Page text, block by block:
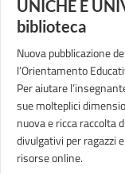
UNICHE E
biblioteca
Nuova pubblicazione
l’Orientamento
Per aiutare
sue molteplici
nuova e ricca raccolta
divulgativi per ragazzi
risorse online.